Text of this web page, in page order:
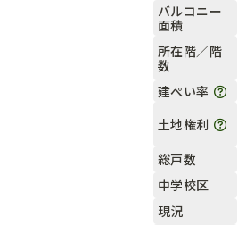
バルコニー
面積
所在階／階
数
建ぺい率
土地権利
総戸数
中学校区
現況